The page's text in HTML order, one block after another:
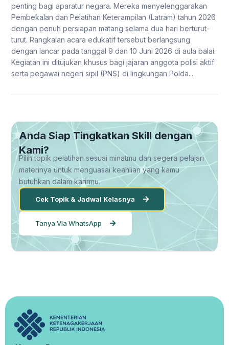
penting bagi aparatur negara. Mereka menyelenggarakan
Pembekalan dan Pelatihan Keterampilan (Latram) tahun 2026
dengan penuh persiapan matang selama dua hari berturut-
turut. Rangkaian acara edukatif tersebut berlangsung
dengan lancar pada tanggal 9 dan 10 Juni 2026 di aula balai.
Kegiatan ini ditujukan khusus bagi jajaran anggota polisi aktif
serta pegawai negeri sipil (PNS) di lingkungan Polda...
Anda Siap Tingkatkan Skill dengan
Kami?
Pilih topik pelatihan sesuai minatmu dan segera pelajari
materinya untuk menguasai keahlian yang kamu
butuhkan dalam karirmu.
Cek Topik & Jadwal Kelasnya
Tanya Via WhatsApp